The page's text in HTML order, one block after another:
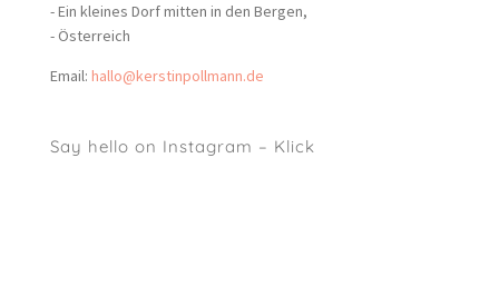
- Ein kleines Dorf mitten in den Bergen,
- Österreich
Email: hallo@kerstinpollmann.de
Say hello on Instagram – Klick